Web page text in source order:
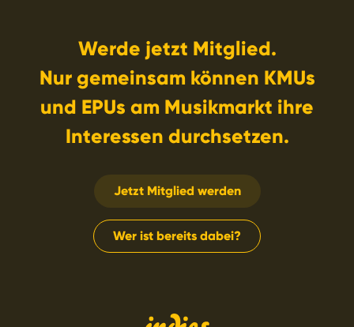
Werde jetzt Mitglied.
Nur gemeinsam können KMUs
und EPUs am Musikmarkt ihre
Interessen durchsetzen.
Jetzt Mitglied werden
Wer ist bereits dabei?